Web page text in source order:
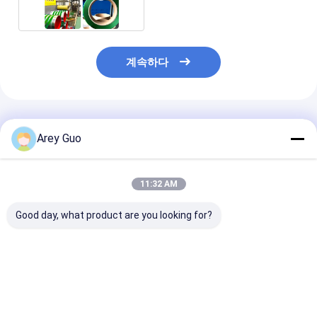
계속하다
추천된 제품
Arey Guo
11:32 AM
Good day, what product are you looking for?